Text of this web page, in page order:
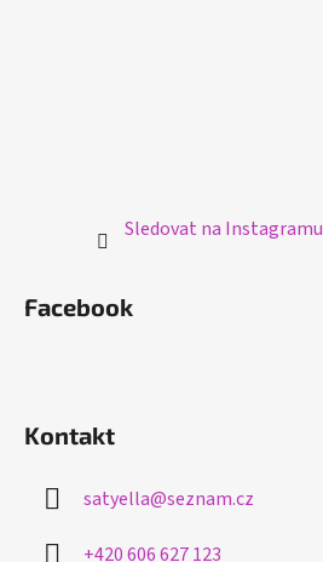
Sledovat na Instagramu
Facebook
Kontakt
satyella@seznam.cz
+420 606 627 123